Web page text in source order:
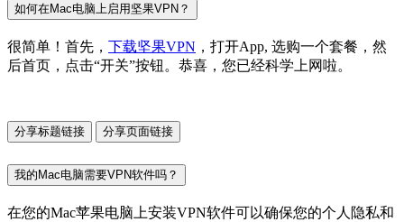
如何在Mac电脑上启用坚果VPN？
很简单！首先， 下载坚果VPN ，打开App, 选购一个套餐，然
后首页，点击“开关”按钮。恭喜，您已经科学上网啦。
分享标题链接 分享页面链接
我的Mac电脑需要VPN软件吗？
在您的Mac苹果电脑上安装VPN软件可以确保您的个人隐私和